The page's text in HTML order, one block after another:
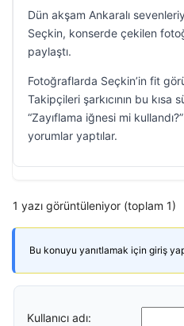
Dün akşam Ankaralı
Seçkin, konserde çekilen
paylaştı.
Fotoğraflarda Seçkin’in fit
Takipçileri şarkıcının bu
“Zayıflama iğnesi mi
yorumlar yaptılar.
1 yazı görüntüleniyor (toplam 1)
Bu konuyu yanıtlamak için giriş
Kullanıcı adı: